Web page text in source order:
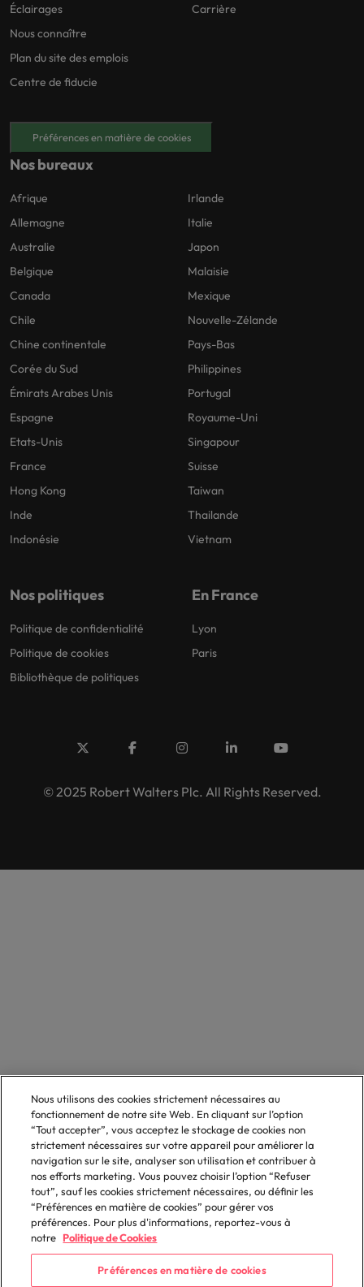
Éclairages
Nous connaître
Plan du site des emplois
Centre de fiducie
Carrière
Préférences en matière de cookies
Nos bureaux
Afrique
Allemagne
Australie
Belgique
Canada
Chile
Chine continentale
Corée du Sud
Émirats Arabes Unis
Espagne
Etats-Unis
France
Hong Kong
Inde
Indonésie
Irlande
Italie
Japon
Malaisie
Mexique
Nouvelle-Zélande
Pays-Bas
Philippines
Portugal
Royaume-Uni
Singapour
Suisse
Taiwan
Thailande
Vietnam
Nos politiques
Politique de confidentialité
Politique de cookies
Bibliothèque de politiques
En France
Lyon
Paris
© 2025 Robert Walters Plc. All Rights Reserved.
Nous utilisons des cookies strictement nécessaires au
fonctionnement de notre site Web. En cliquant sur l’option
“Tout accepter”, vous acceptez le stockage de cookies non
strictement nécessaires sur votre appareil pour améliorer la
navigation sur le site, analyser son utilisation et contribuer à
nos efforts marketing. Vous pouvez choisir l’option “Refuser
tout”, sauf les cookies strictement nécessaires, ou définir les
“Préférences en matière de cookies” pour gérer vos
préférences. Pour plus d'informations, reportez-vous à
notre Politique de Cookies
Préférences en matière de cookies